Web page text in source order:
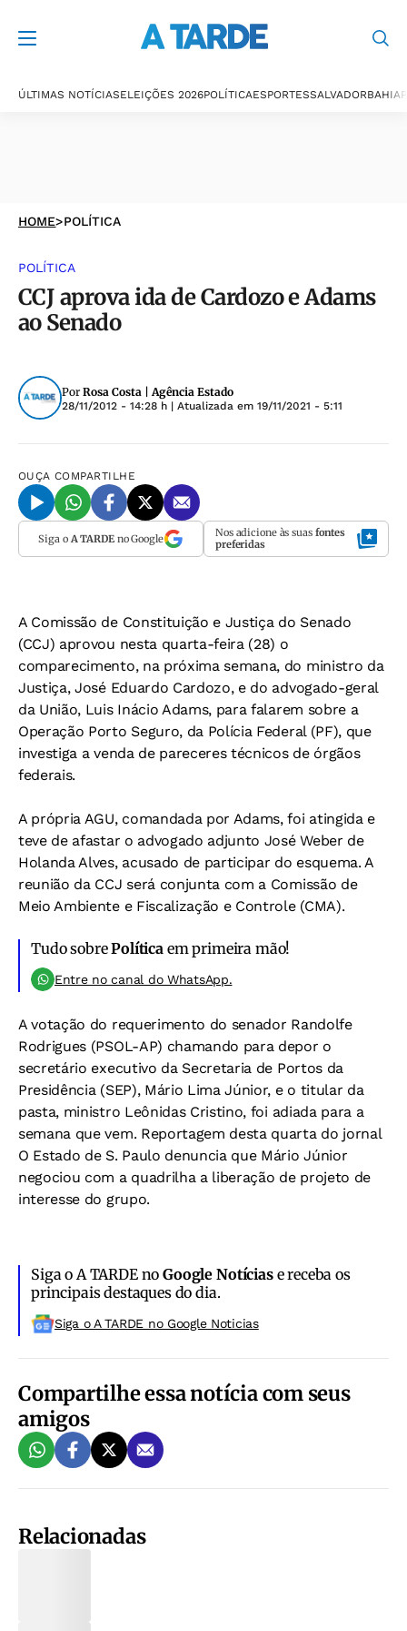
ÚLTIMAS NOTÍCIASELEIÇÕES 2026POLÍTICAESPORTESSALVADORBAHIA
HOME>POLÍTICA
POLÍTICA
CCJ aprova ida de Cardozo e Adams
ao Senado
Por Rosa Costa | Agência Estado
28/11/2012 - 14:28 h | Atualizada em 19/11/2021 - 5:11
OUÇA COMPARTILHE
Siga o A TARDEno Google Nos adicione às suas fontes
preferidas
A Comissão de Constituição e Justiça do Senado
(CCJ) aprovou nesta quarta-feira (28) o
comparecimento, na próxima semana, do ministro da
Justiça, José Eduardo Cardozo, e do advogado-geral
da União, Luis Inácio Adams, para falarem sobre a
Operação Porto Seguro, da Polícia Federal (PF), que
investiga a venda de pareceres técnicos de órgãos
federais.
A própria AGU, comandada por Adams, foi atingida e
teve de afastar o advogado adjunto José Weber de
Holanda Alves, acusado de participar do esquema. A
reunião da CCJ será conjunta com a Comissão de
Meio Ambiente e Fiscalização e Controle (CMA).
Tudo sobrePolíticaem primeira mão!
Entre no canal do WhatsApp.
A votação do requerimento do senador Randolfe
Rodrigues (PSOL-AP) chamando para depor o
secretário executivo da Secretaria de Portos da
Presidência (SEP), Mário Lima Júnior, e o titular da
pasta, ministro Leônidas Cristino, foi adiada para a
semana que vem. Reportagem desta quarta do jornal
O Estado de S. Paulo denuncia que Mário Júnior
negociou com a quadrilha a liberação de projeto de
interesse do grupo.
Siga o A TARDE noGoogle Notíciase receba os
principais destaques do dia.
Siga o A TARDE no Google Noticias
Compartilhe essa notícia com seus
amigos
Relacionadas